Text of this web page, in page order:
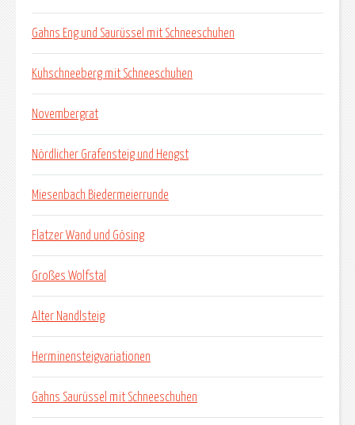
Gahns Eng und Saurüssel mit Schneeschuhen
Kuhschneeberg mit Schneeschuhen
Novembergrat
Nördlicher Grafensteig und Hengst
Miesenbach Biedermeierrunde
Flatzer Wand und Gösing
Großes Wolfstal
Alter Nandlsteig
Herminensteigvariationen
Gahns Saurüssel mit Schneeschuhen